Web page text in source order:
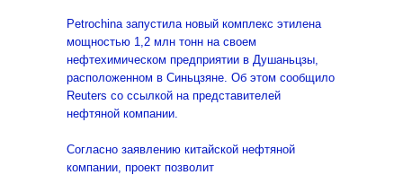
Petroсhina запустила новый комплекс этилена
мощностью 1,2 млн тонн на своем
нефтехимическом предприятии в Душаньцзы,
расположенном в Синьцзяне. Об этом сообщило
Reuters со ссылкой на представителей
нефтяной компании.
Согласно заявлению китайской нефтяной
компании, проект позволит